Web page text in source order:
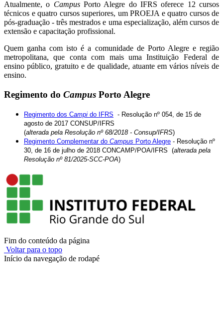
Atualmente, o CampusPorto Alegre do IFRS oferece 12 cursos
técnicos e quatro cursos superiores, um PROEJA e quatro cursos de
pós-graduação - três mestrados e uma especialização, além cursos de
extensão e capacitação profissional.
Quem ganha com isto é a comunidade de Porto Alegre e região
metropolitana, que conta com mais uma Instituição Federal de
ensino público, gratuito e de qualidade, atuante em vários níveis de
ensino.
Regimento do Campus Porto Alegre
Regimento dos Campi do IFRS - Resolução nº 054, de 15 de
agosto de 2017 CONSUP/IFRS
(alterada pela Resolução nº 68/2018 - Consup/IFRS)
Regimento Complementar do Campus Porto Alegre - Resolução nº
30, de 16 de julho de 2018 CONCAMP/POA/IFRS (alterada pela
Resolução nº 81/2025-SCC-POA)
Fim do conteúdo da página
Voltar para o topo
Início da navegação de rodapé